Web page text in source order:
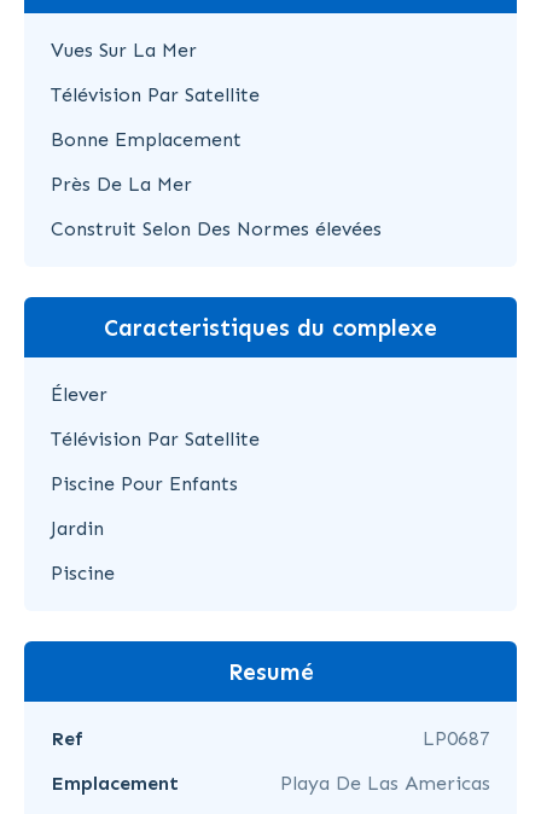
Vues Sur La Mer
Télévision Par Satellite
Bonne Emplacement
Près De La Mer
Construit Selon Des Normes élevées
Caracteristiques du complexe
Élever
Télévision Par Satellite
Piscine Pour Enfants
Jardin
Piscine
Resumé
Ref
LP0687
Emplacement
Playa De Las Americas